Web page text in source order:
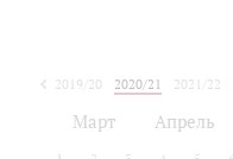
2019/20 2020/21 2021/22
Март Апрель